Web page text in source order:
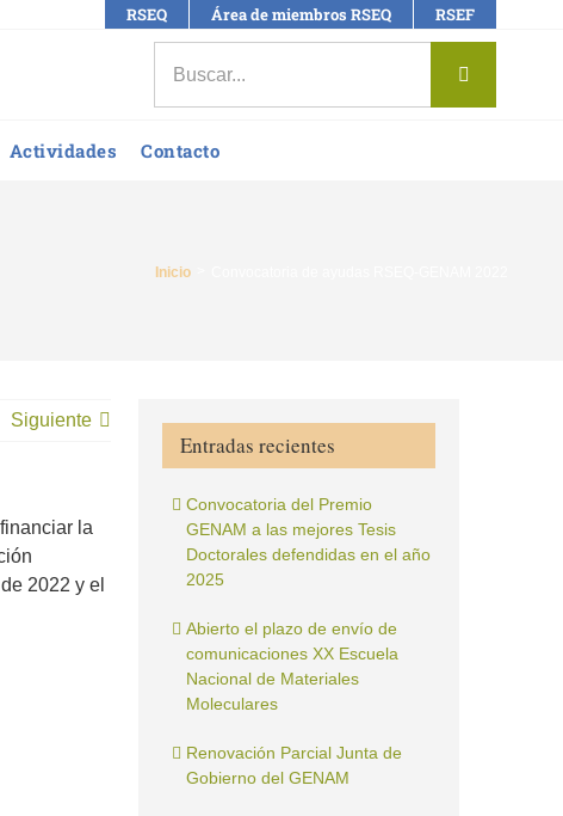
RSEQ Área de miembros RSEQ RSEF
Actividades Contacto
Inicio
Siguiente
la
2022 y el
Entradas recientes
Convocatoria del Premio
GENAM a las mejores Tesis
Doctorales defendidas en el año
2025
Abierto el plazo de envío de
comunicaciones XX Escuela
Nacional de Materiales
Moleculares
Renovación Parcial Junta de
Gobierno del GENAM